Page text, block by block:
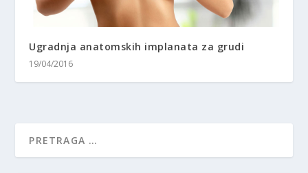
Ugradnja anatomskih implanata za grudi
19/04/2016